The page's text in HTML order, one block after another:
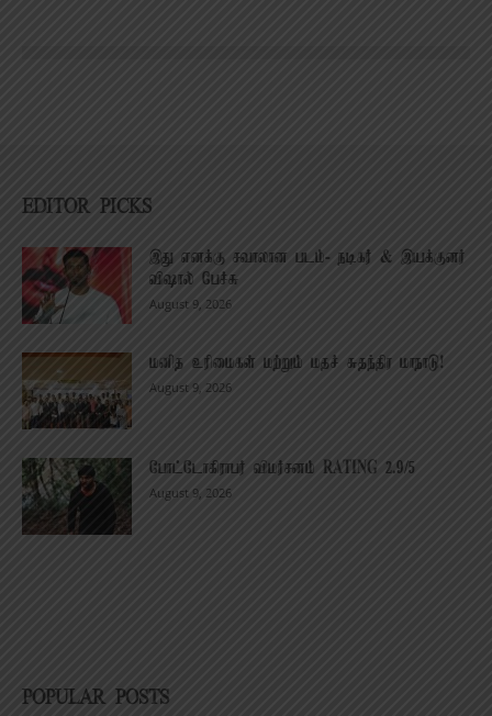
EDITOR PICKS
இது எனக்கு சவாலான படம்- நடிகர் & இயக்குனர்
விஷால் பேச்சு
August 9, 2026
மனித உரிமைகள் மற்றும் மதச் சுதந்திர மாநாடு!
August 9, 2026
போட்டோகிராபர் விமர்சனம் RATING 2.9/5
August 9, 2026
POPULAR POSTS